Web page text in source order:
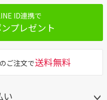
ID連携で
プレゼント
ご注文で送料無料
い